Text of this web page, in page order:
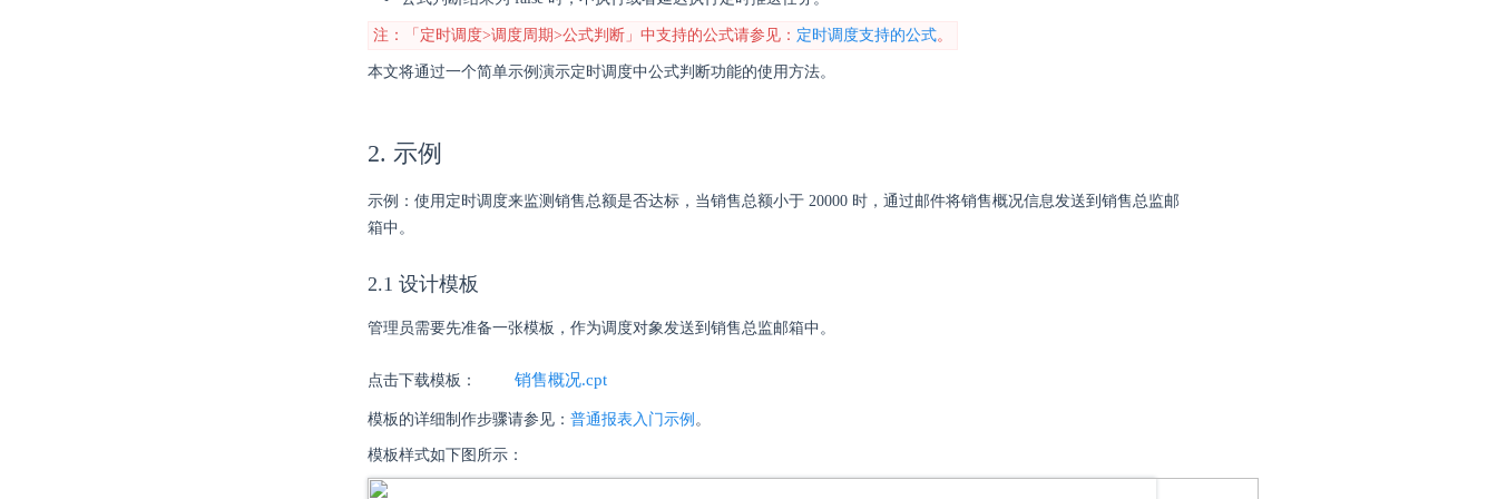
注：「定时调度>调度周期>公式判断」中支持的公式请参见： 定时调度支持的公式。
本文将通过一个简单示例演示定时调度中公式判断功能的使用方法。
2. 示例
示例：使用定时调度来监测销售总额是否达标，当销售总额小于 20000 时，通过邮件将销售概况信息发送到销售总监邮
箱中。
2.1 设计模板
管理员需要先准备一张模板，作为调度对象发送到销售总监邮箱中。
点击下载模板： 销售概况.cpt
模板的详细制作步骤请参见： 普通报表入门示例 。
模板样式如下图所示：